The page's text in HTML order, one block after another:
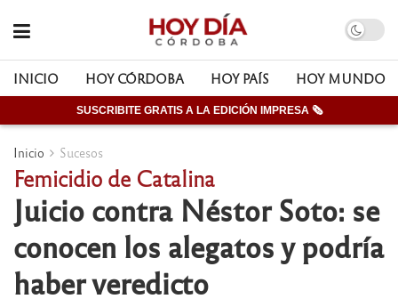
INICIO HOY CÓRDOBA HOY PAÍS HOY MUNDO
SUSCRIBITE GRATIS A LA EDICIÓN IMPRESA 🗞
Inicio Sucesos
Femicidio de Catalina
Juicio contra Néstor Soto: se
conocen los alegatos y podría
haber veredicto